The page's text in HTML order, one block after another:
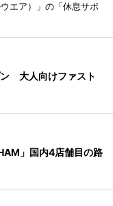
エア）」の「休息サポ
大人向けファスト
」国内4店舗目の路